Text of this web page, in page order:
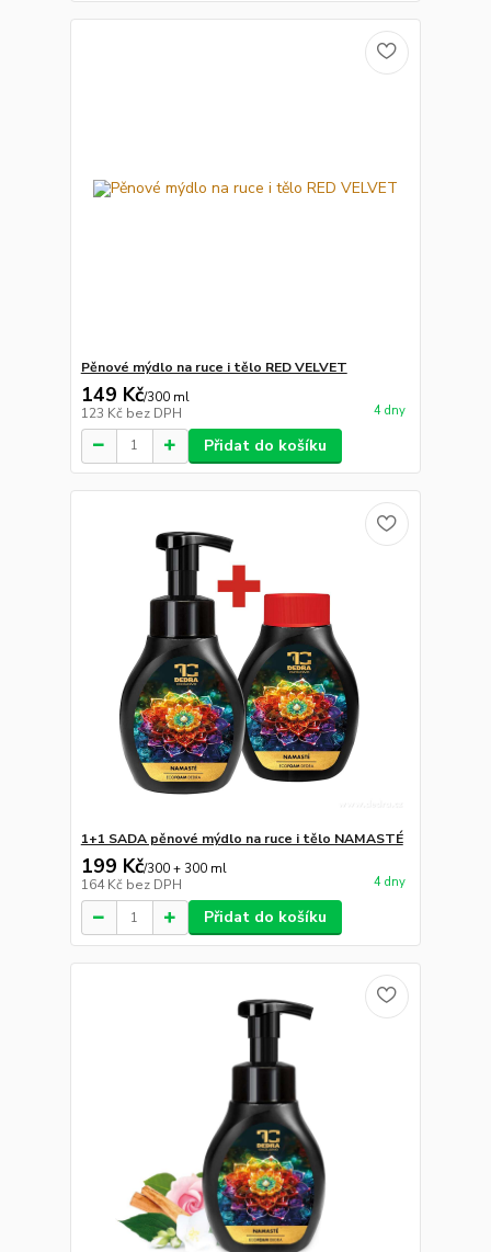
Pěnové mýdlo na ruce i tělo RED VELVET
149 Kč/300 ml
123 Kč bez DPH 4 dny
Přidat do košíku
1+1 SADA pěnové mýdlo na ruce i tělo NAMASTÉ
199 Kč/300 + 300 ml
164 Kč bez DPH 4 dny
Přidat do košíku